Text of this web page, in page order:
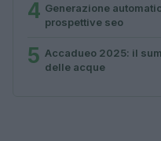
4 Generazione
prospettive seo
5 Accadueo 2025: il
delle acque